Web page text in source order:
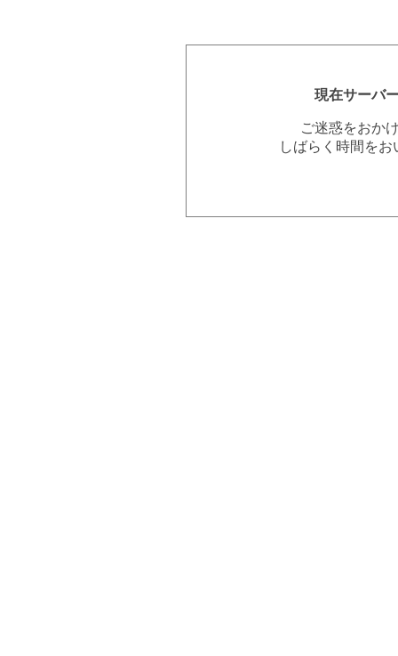
現在サーバ
ご迷惑をおか
しばらく時間を